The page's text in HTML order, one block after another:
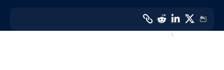
انتهاكات الاحتلالفلسطيني